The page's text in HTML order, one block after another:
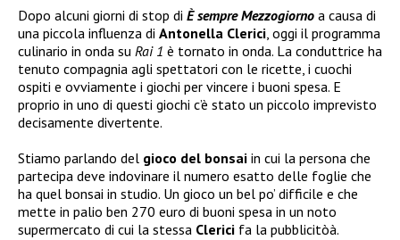
Dopo alcuni giorni di stop di È sempre Mezzogiorno a causa di
una piccola influenza di Antonella Clerici, oggi il programma
culinario in onda su Rai 1 è tornato in onda. La conduttrice ha
tenuto compagnia agli spettatori con le ricette, i cuochi
ospiti e ovviamente i giochi per vincere i buoni spesa. E
proprio in uno di questi giochi c’è stato un piccolo imprevisto
decisamente divertente.
Stiamo parlando del gioco del bonsai in cui la persona che
partecipa deve indovinare il numero esatto delle foglie che
ha quel bonsai in studio. Un gioco un bel po’ difficile e che
mette in palio ben 270 euro di buoni spesa in un noto
supermercato di cui la stessa Clerici fa la pubblicitòà.